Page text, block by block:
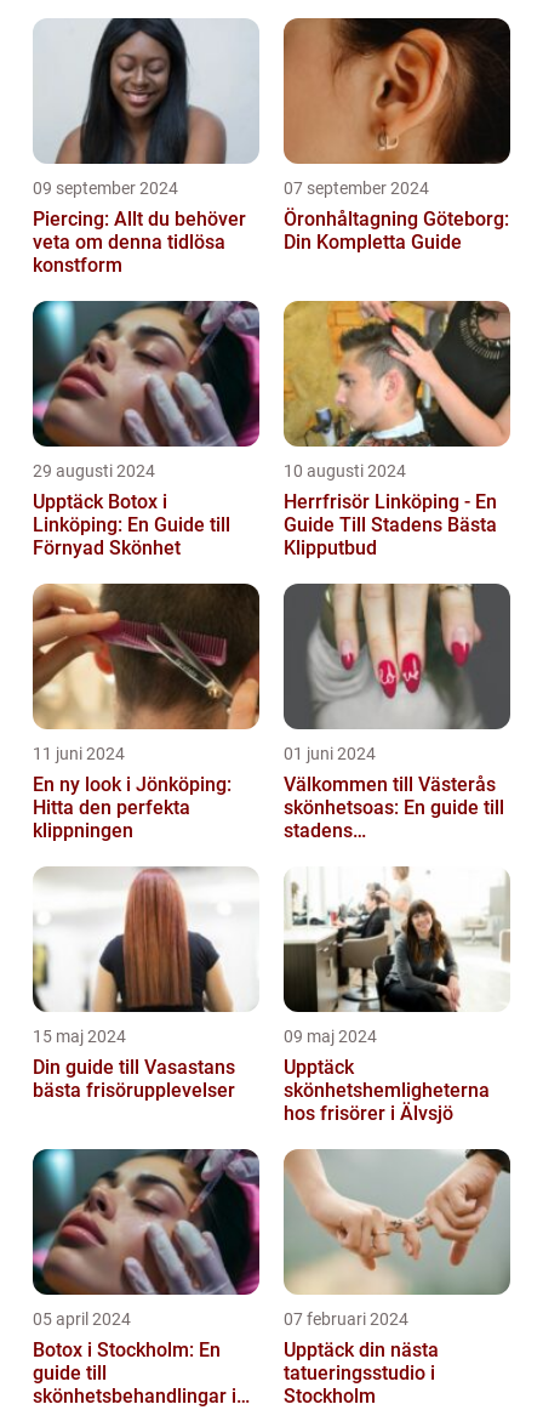
09 september 2024
Piercing: Allt du behöver
veta om denna tidlösa
konstform
07 september 2024
Öronhåltagning Göteborg:
Din Kompletta Guide
29 augusti 2024
Upptäck Botox i
Linköping: En Guide till
Förnyad Skönhet
10 augusti 2024
Herrfrisör Linköping - En
Guide Till Stadens Bästa
Klipputbud
11 juni 2024
En ny look i Jönköping:
Hitta den perfekta
klippningen
01 juni 2024
Välkommen till Västerås
skönhetsoas: En guide till
stadens
15 maj 2024
Din guide till Vasastans
bästa frisörupplevelser
09 maj 2024
Upptäck
skönhetshemligheterna
hos frisörer i Älvsjö
05 april 2024
Botox i Stockholm: En
guide till
skönhetsbehandlingar i
07 februari 2024
Upptäck din nästa
tatueringsstudio i
Stockholm